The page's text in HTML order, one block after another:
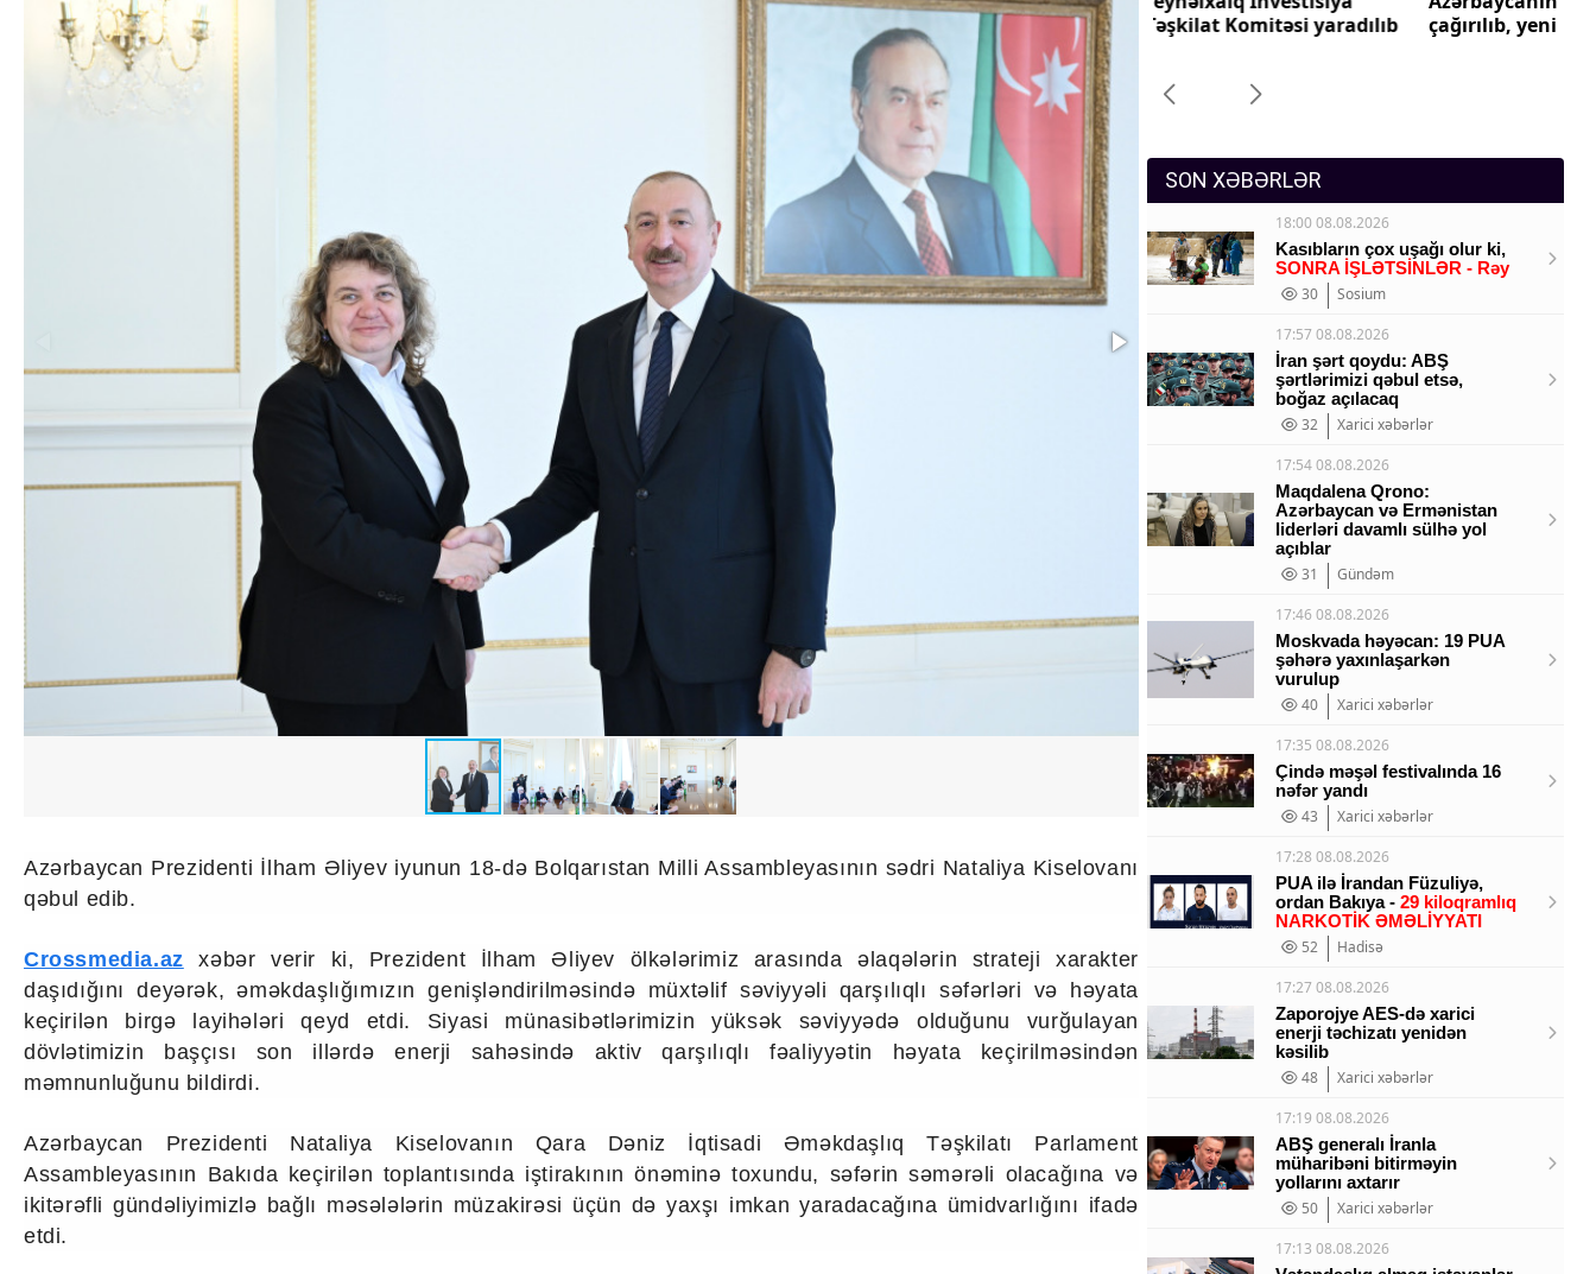
Sosium
Mənəvi dəyərlər
Texnologiya
Mətbuat-150
Siyasi
Geosiyasi
İqtisadi
Sosioloji
Yüksəliş hekayəsi
Zəfər Diasporu
Ailə və uşaq
İqtisadi xəbərlər
Energetika
Neft-qaz
Əmək və sosial siyasət
Kənd təsərrüfatı
Hərbi sənaye
Telekommunikasiya və nəqliyyat
Məhkəmə və hüquq
Ekologiya
Zəfər - 5
Media və QHT
Hadisə
Sağlamlıq
Sosium
Mənəvi dəyərlər
Texnologiya
Əlaqə
Missiyamız
Azərbaycan Prezidenti İlham Əliyev iyunun 18-də Bolqarıstan Milli Assambleyasının sədri Nataliya Kiselovanı
qəbul edib.
Crossmedia.az xəbər verir ki, Prezident İlham Əliyev ölkələrimiz arasında əlaqələrin strateji xarakter
daşıdığını deyərək, əməkdaşlığımızın genişləndirilməsində müxtəlif səviyyəli qarşılıqlı səfərləri və həyata
keçirilən birgə layihələri qeyd etdi. Siyasi münasibətlərimizin yüksək səviyyədə olduğunu vurğulayan
dövlətimizin başçısı son illərdə enerji sahəsində aktiv qarşılıqlı fəaliyyətin həyata keçirilməsindən
məmnunluğunu bildirdi.
Azərbaycan Prezidenti Nataliya Kiselovanın Qara Dəniz İqtisadi Əməkdaşlıq Təşkilatı Parlament
Assambleyasının Bakıda keçirilən toplantısında iştirakının önəminə toxundu, səfərin səmərəli olacağına və
ikitərəfli gündəliyimizlə bağlı məsələlərin müzakirəsi üçün də yaxşı imkan yaradacağına ümidvarlığını ifadə
etdi.
Forumunun Təşkilat Komitəsi yaradılıb
çağırılıb, yenisi təyin olunub
SON XƏBƏRLƏR
18:00 08.08.2026
Kasıbların çox uşağı olur ki,
SONRA İŞLƏTSİNLƏR - Rəy
30
Sosium
17:57 08.08.2026
İran şərt qoydu: ABŞ
şərtlərimizi qəbul etsə,
boğaz açılacaq
32
Xarici xəbərlər
17:54 08.08.2026
Maqdalena Qrono:
Azərbaycan və Ermənistan
liderləri davamlı sülhə yol
açıblar
31
Gündəm
17:46 08.08.2026
Moskvada həyəcan: 19 PUA
şəhərə yaxınlaşarkən
vurulup
40
Xarici xəbərlər
17:35 08.08.2026
Çində məşəl festivalında 16
nəfər yandı
43
Xarici xəbərlər
17:28 08.08.2026
PUA ilə İrandan Füzuliyə,
ordan Bakıya - 29 kiloqramlıq
NARKOTİK ƏMƏLİYYATI
52
Hadisə
17:27 08.08.2026
Zaporojye AES-də xarici
enerji təchizatı yenidən
kəsilib
48
Xarici xəbərlər
17:19 08.08.2026
ABŞ generalı İranla
müharibəni bitirməyin
yollarını axtarır
50
Xarici xəbərlər
17:13 08.08.2026